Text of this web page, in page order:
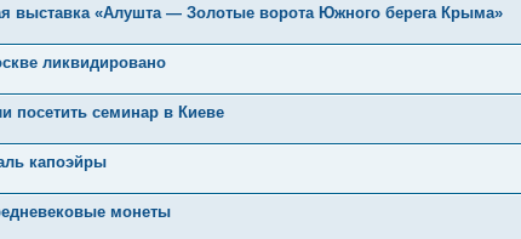
выставка «Алушта — Золотые ворота Южного берега Крыма»
ликвидировано
посетить семинар в Киеве
капоэйры
монеты